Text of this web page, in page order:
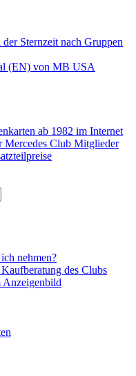
Sternzeit nach Gruppen
(EN) von MB USA
ab 1982 im Internet
Mercedes Club Mitglieder
nehmen?
des Clubs
Anzeigenbild